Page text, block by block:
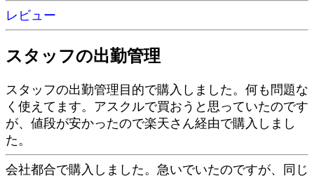
レビュー
スタッフの出勤管理
スタッフの出勤管理目的で購入しました。何も問題な
く使えてます。アスクルで買おうと思っていたのです
が、値段が安かったので楽天さん経由で購入しまし
た。
会社都合で購入しました。急いでいたのですが、同じ